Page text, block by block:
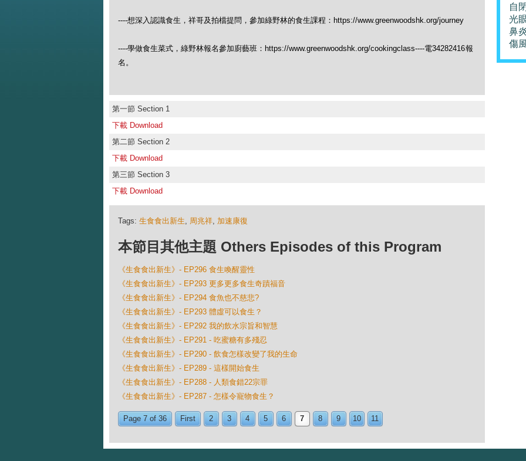
----想深入認識食生，祥哥及拍檔提問，參加綠野林的食生課程：https://www.greenwoodshk.org/journey
----學做食生菜式，綠野林報名參加廚藝班：https://www.greenwoodshk.org/cookingclass----電34282416報
名。
第一節 Section 1
下載 Download
第二節 Section 2
下載 Download
第三節 Section 3
下載 Download
Tags: 生食食出新生, 周兆祥, 加速康復
本節目其他主題 Others Episodes of this Program
《生食食出新生》- EP296 食生喚醒靈性
《生食食出新生》- EP293 更多更多食生奇蹟福音
《生食食出新生》- EP294 食魚也不慈悲?
《生食食出新生》- EP293 體虛可以食生？
《生食食出新生》- EP292 我的飲水宗旨和智慧
《生食食出新生》- EP291 - 吃蜜糖有多殘忍
《生食食出新生》- EP290 - 飲食怎樣改變了我的生命
《生食食出新生》- EP289 - 這樣開始食生
《生食食出新生》- EP288 - 人類食錯22宗罪
《生食食出新生》- EP287 - 怎樣令寵物食生？
Page 7 of 36 First 2 3 4 5 6 7 8 9 10 11
自
光
鼻
傷